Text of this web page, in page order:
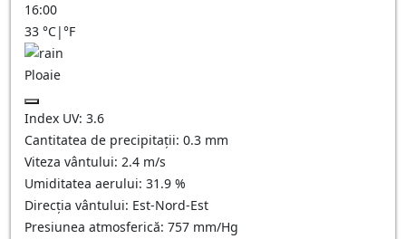
16:00
33 °C|°F
Ploaie
Index UV: 3.6
Cantitatea de precipitații: 0.3 mm
Viteza vântului: 2.4 m/s
Umiditatea aerului: 31.9 %
Direcția vântului: Est-Nord-Est
Presiunea atmosferică: 757 mm/Hg